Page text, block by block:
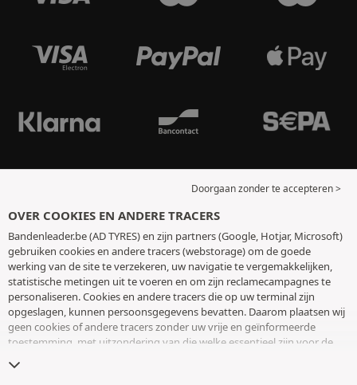
Doorgaan zonder te accepteren >
OVER COOKIES EN ANDERE TRACERS
Bandenleader.be (AD TYRES) en zijn partners (Google, Hotjar, Microsoft)
gebruiken cookies en andere tracers (webstorage) om de goede
werking van de site te verzekeren, uw navigatie te vergemakkelijken,
statistische metingen uit te voeren en om zijn reclamecampagnes te
personaliseren. Cookies en andere tracers die op uw terminal zijn
opgeslagen, kunnen persoonsgegevens bevatten. Daarom plaatsen wij
geen cookies of andere tracers zonder uw vrije en geïnformeerde
toestemming, met uitzondering van die welke essentieel zijn voor de
toestemming op elk moment intrekken door naar de pagina over